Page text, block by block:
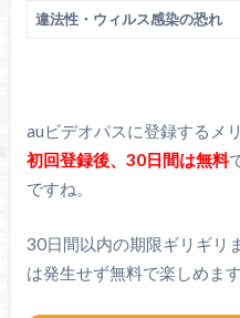
違法性・ウィルス感染の恐れ
auビデオパスに登録するメ
初回登録後、30日間は無料
ですね。
30日間以内の期限ギリギリ
は発生せず無料で楽しめます